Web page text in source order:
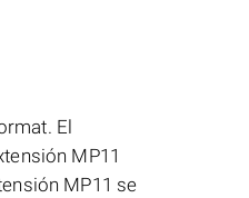
El
MP11
MP11 se